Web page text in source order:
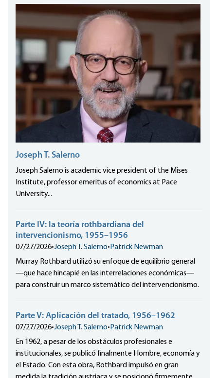
Joseph T. Salerno
Joseph Salerno is academic vice president of the Mises
Institute, professor emeritus of economics at Pace
University...
Parte IV: la teoría rothbardiana del
intervencionismo, 1955–1956
07/27/2026•Joseph T. Salerno•Patrick Newman
Murray Rothbard utilizó su enfoque de equilibrio general
—que hace hincapié en las interrelaciones económicas—
para construir un marco sistemático del intervencionismo.
Parte V: Aplicación del tratado, 1956–1962
07/27/2026•Joseph T. Salerno•Patrick Newman
En 1962, a pesar de los obstáculos profesionales e
institucionales, se publicó finalmente Hombre, economía y
el Estado. Con esta obra, Rothbard impulsó en gran